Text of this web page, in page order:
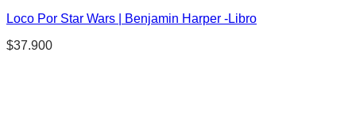
Loco Por Star Wars | Benjamin Harper -Libro
$37.900